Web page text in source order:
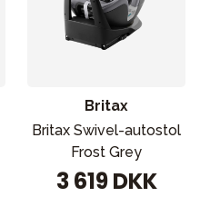
Britax
Britax Swivel-autostol
Frost Grey
3 619 DKK